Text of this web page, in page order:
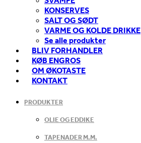
KONSERVES
SALT OG SØDT
VARME OG KOLDE DRIKKE
Se alle produkter
BLIV FORHANDLER
KØB ENGROS
OM ØKOTASTE
KONTAKT
PRODUKTER
OLIE OG EDDIKE
TAPENADER M.M.